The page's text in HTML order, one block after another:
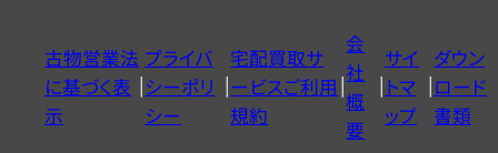
ヤ
ル
0120604117
古物営業法
に基づく表
示
プライバ
シーポリ
シー
宅配買取サ
ービスご利用
規約
会
社
概
要
サイ
トマ
ップ
ダウン
ロード
書類